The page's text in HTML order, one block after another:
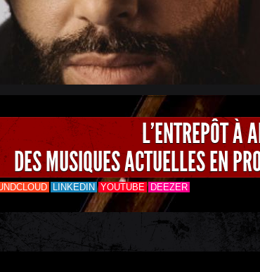
L'ENTREPÔT À
DES MUSIQUES ACTUELLES EN
LINKEDIN YOUTUBE DEEZER